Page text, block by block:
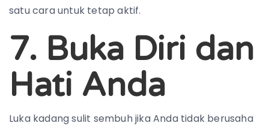
satu cara untuk tetap aktif.
7. Buka Diri dan
Hati Anda
Luka kadang sulit sembuh jika Anda tidak berusaha